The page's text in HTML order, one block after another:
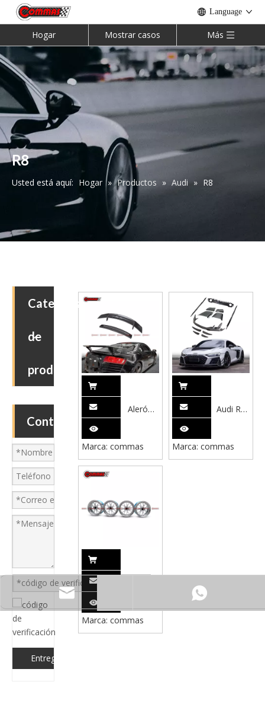
Language
Hogar Mostrar casos Más
R8
Usted está aquí: Hogar » Productos » Audi » R8
Categoria
de
producto
Contáctenos
Entregar
Alerón
de
carbono
Vorsteiner
Audi R8
Marca: commas
Audi R8
carrocería
de fibra
Marca: commas
aleación
con buje
forjado
Marca: commas
lesile@csscar.com